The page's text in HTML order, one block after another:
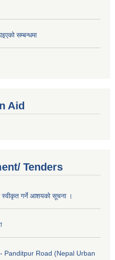
सम्बन्धमा
Aid
Tenders
गर्ने आशयको सूचना ।
Panditpur Road (Nepal Urban